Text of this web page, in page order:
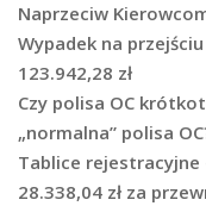
Naprzeciw
Wypadek na
123.942,28 zł
Czy polisa OC
„normalna” polisa
Tablice rejestracyjne
28.338,04 zł za